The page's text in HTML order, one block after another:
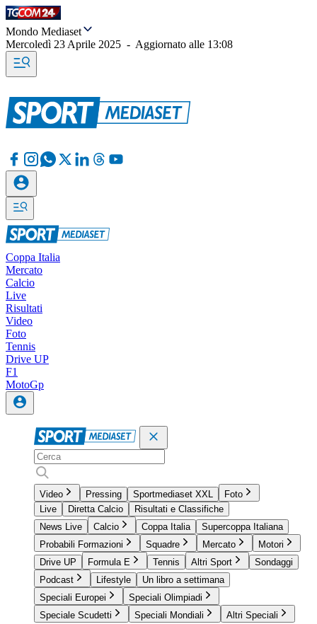
Mondo Mediaset
Mercoledì 23 Aprile 2025 - Aggiornato alle 13:08
Coppa Italia
Mercato
Calcio
Live
Risultati
Video
Foto
Tennis
Drive UP
F1
MotoGp
Video Pressing Sportmediaset XXL
Foto
Live
Diretta Calcio
Risultati e Classifiche
News Live
Calcio Coppa Italia
Supercoppa Italiana
Probabili Formazioni
Squadre Mercato
Motori
Drive UP
Formula E Tennis Altri Sport
Sondaggi
Podcast
Lifestyle
Un libro a settimana
Speciali Europei
Speciali Olimpiadi
Speciale Scudetti
Speciali Mondiali Altri Speciali